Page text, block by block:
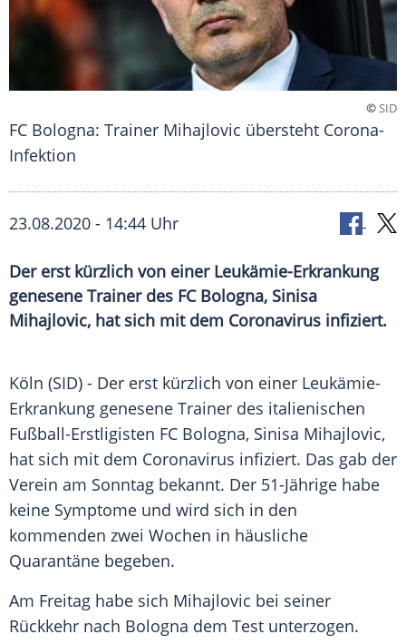
©SID
FC Bologna: Trainer Mihajlovic übersteht Corona-
Infektion
23.08.2020 - 14:44 Uhr
Der erst kürzlich von einer Leukämie-Erkrankung
genesene Trainer des FC Bologna, Sinisa
Mihajlovic, hat sich mit dem Coronavirus infiziert.
Köln (SID) - Der erst kürzlich von einer Leukämie-
Erkrankung genesene Trainer des italienischen
Fußball-Erstligisten FC Bologna, Sinisa Mihajlovic,
hat sich mit dem Coronavirus infiziert. Das gab der
Verein am Sonntag bekannt. Der 51-Jährige habe
keine Symptome und wird sich in den
kommenden zwei Wochen in häusliche
Quarantäne begeben.
Am Freitag habe sich Mihajlovic bei seiner
Rückkehr nach Bologna dem Test unterzogen.